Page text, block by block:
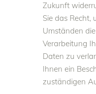
Zukunft
Sie das Recht,
Umständen
Verarbeitung
Daten zu
Ihnen ein
zuständigen